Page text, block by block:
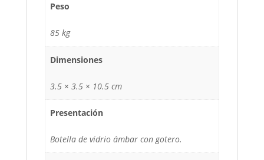
Peso
85 kg
Dimensiones
3.5 × 3.5 × 10.5 cm
Presentación
Botella de vidrio ámbar con gotero.